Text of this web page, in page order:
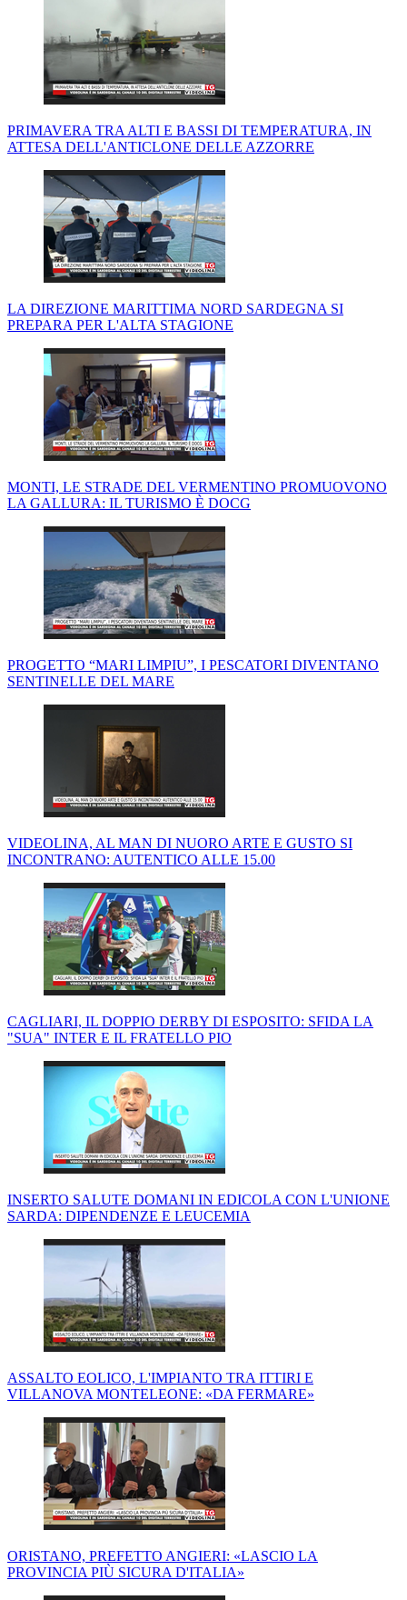
PRIMAVERA TRA ALTI E BASSI DI TEMPERATURA, IN
ATTESA DELL'ANTICLONE DELLE AZZORRE
LA DIREZIONE MARITTIMA NORD SARDEGNA SI
PREPARA PER L'ALTA STAGIONE
MONTI, LE STRADE DEL VERMENTINO PROMUOVONO
LA GALLURA: IL TURISMO È DOCG
PROGETTO “MARI LIMPIU”, I PESCATORI DIVENTANO
SENTINELLE DEL MARE
VIDEOLINA, AL MAN DI NUORO ARTE E GUSTO SI
INCONTRANO: AUTENTICO ALLE 15.00
CAGLIARI, IL DOPPIO DERBY DI ESPOSITO: SFIDA LA
"SUA" INTER E IL FRATELLO PIO
INSERTO SALUTE DOMANI IN EDICOLA CON L'UNIONE
SARDA: DIPENDENZE E LEUCEMIA
ASSALTO EOLICO, L'IMPIANTO TRA ITTIRI E
VILLANOVA MONTELEONE: «DA FERMARE»
ORISTANO, PREFETTO ANGIERI: «LASCIO LA
PROVINCIA PIÙ SICURA D'ITALIA»